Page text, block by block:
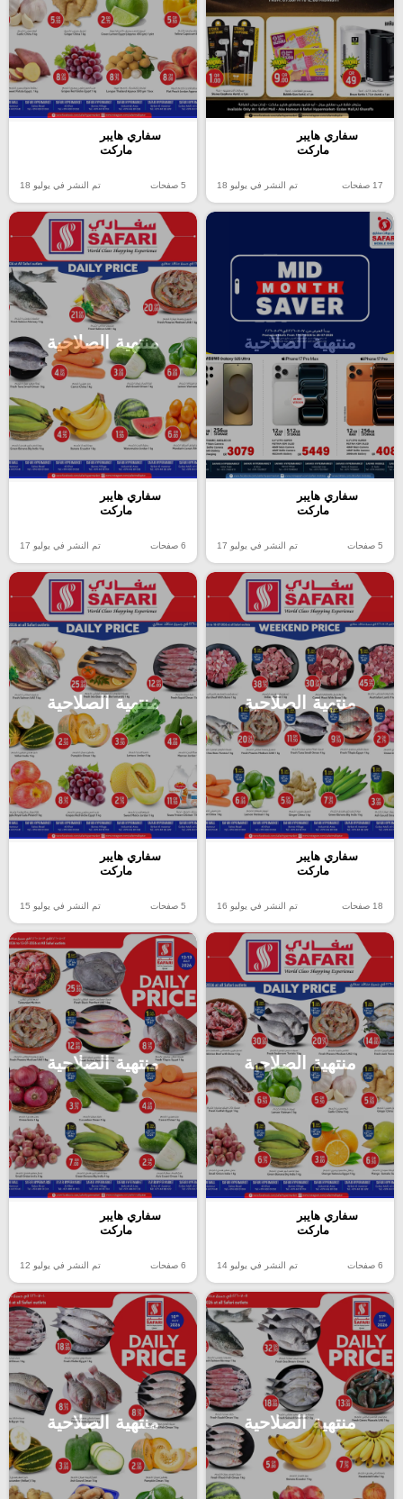
سفاري هايبر
ماركت
17 صفحات تم النشر في يوليو 18
سفاري هايبر
ماركت
5 صفحات تم النشر في يوليو 18
منتهية الصلاحية
سفاري هايبر
ماركت
5 صفحات تم النشر في يوليو 17
منتهية الصلاحية
سفاري هايبر
ماركت
6 صفحات تم النشر في يوليو 17
منتهية الصلاحية
سفاري هايبر
ماركت
18 صفحات تم النشر في يوليو 16
منتهية الصلاحية
سفاري هايبر
ماركت
5 صفحات تم النشر في يوليو 15
منتهية الصلاحية
سفاري هايبر
ماركت
6 صفحات تم النشر في يوليو 14
منتهية الصلاحية
سفاري هايبر
ماركت
6 صفحات تم النشر في يوليو 12
منتهية الصلاحية منتهية الصلاحية